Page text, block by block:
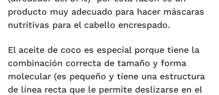
producto muy adecuado para hacer máscaras
nutritivas para el cabello encrespado.
El aceite de coco es especial porque tiene la
combinación correcta de tamaño y forma
molecular (es pequeño y tiene una estructura
de línea recta que le permite deslizarse en el